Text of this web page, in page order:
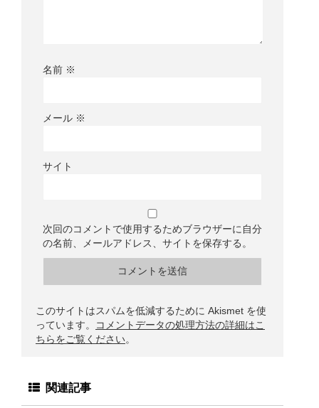
名前 ※
メール ※
サイト
次回のコメントで使用するためブラウザーに自分
の名前、メールアドレス、サイトを保存する。
このサイトはスパムを低減するために Akismet を使
っています。
コメントデータの処理方法の詳細はこ
ちらをご覧ください。
関連記事